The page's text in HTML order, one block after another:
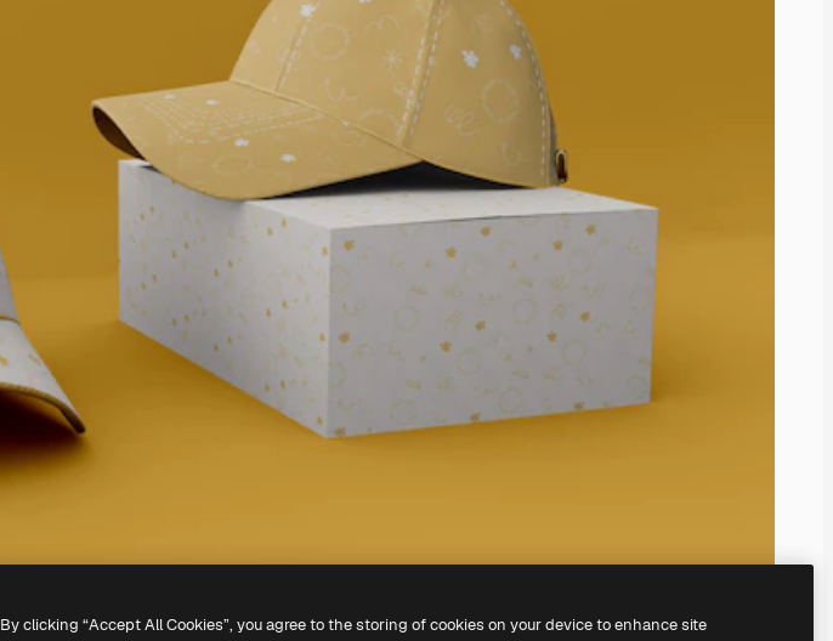
By clicking “Accept All Cookies”, you agree to the storing of cookies on your device to enhance site